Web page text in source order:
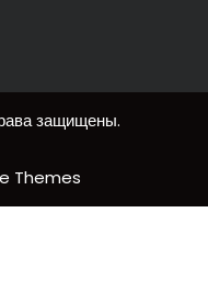
защищены.
Themes